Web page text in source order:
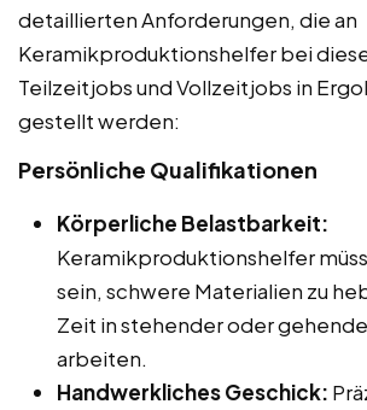
detaillierten Anforderungen, die an
Keramikproduktionshelfer bei
Teilzeitjobs und Vollzeitjobs in
gestellt werden:
Persönliche Qualifikationen
Körperliche Belastbarkeit:
Keramikproduktionshelfer
sein, schwere Materialien zu
Zeit in stehender oder
arbeiten.
Handwerkliches Geschick: